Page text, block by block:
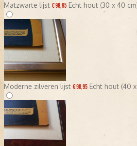
Matzwarte lijst € 98,95 Echt hout (30 x 40
Moderne zilveren lijst € 98,95 Echt hout (40